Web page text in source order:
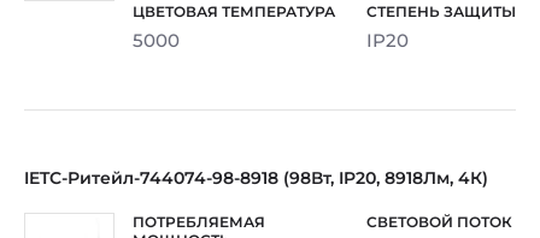
5000 IP20
IETC-Ритейл-744074-98-8918 (98Вт, IP20, 8918Лм, 4К)